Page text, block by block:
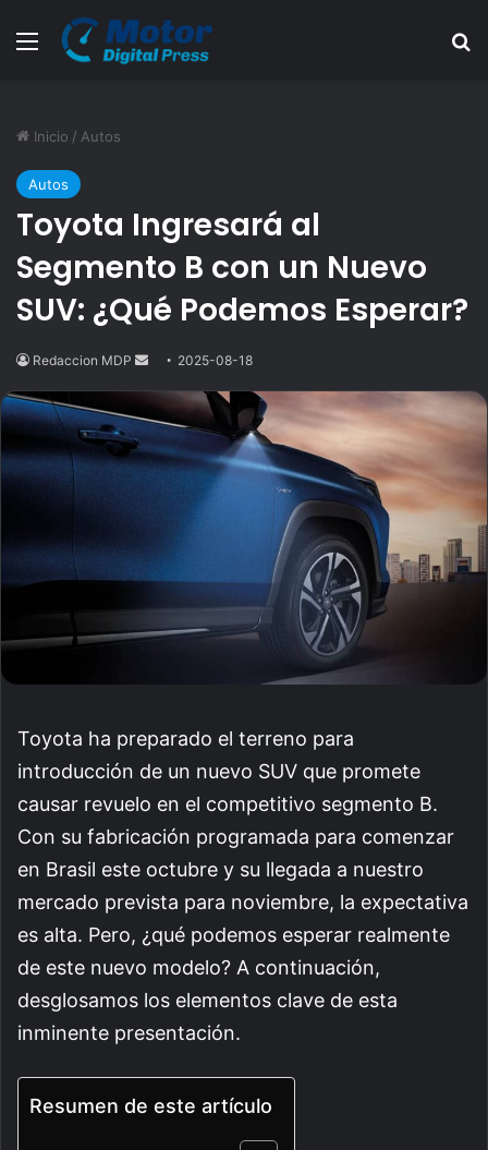
Menú
Inicio / Autos
Autos
Toyota Ingresará al
Segmento B con un Nuevo
SUV: ¿Qué Podemos Esperar?
Redaccion MDP
Send
email
2025-08-18
Toyota ha preparado el terreno para
introducción de un nuevo SUV que promete
causar revuelo en el competitivo segmento B.
Con su fabricación programada para comenzar
en Brasil este octubre y su llegada a nuestro
mercado prevista para noviembre, la expectativa
es alta. Pero, ¿qué podemos esperar realmente
de este nuevo modelo? A continuación,
desglosamos los elementos clave de esta
inminente presentación.
Resumen de este artículo